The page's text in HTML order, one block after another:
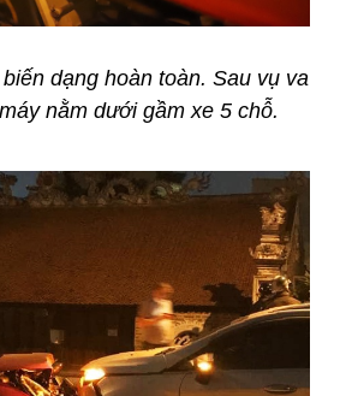
dạng hoàn toàn. Sau vụ va
nằm dưới gầm xe 5 chỗ.